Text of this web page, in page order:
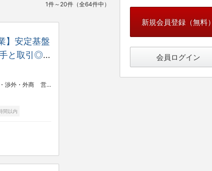
1件～20件（全64件中）
】安定基盤
と取引◎
渉外・外商
営業支援・プリセールス
間以内
新規会員登録（無料）
会員ログイン